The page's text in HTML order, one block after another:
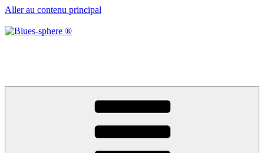
Aller au contenu principal